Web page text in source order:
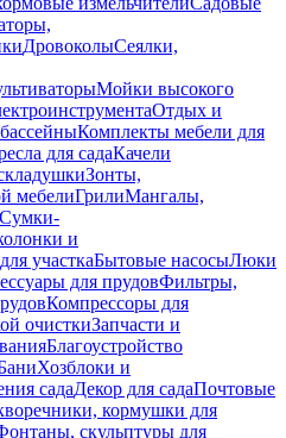
ДровоколыСеялки,
Мойки высокого
Отдых и
Комплекты мебели для
для садаКачели
Зонты,
мебелиГрилиМангалы,
Сумки-
и
участкаБытовые насосыЛюки
для прудовФильтры,
Компрессоры для
очисткиЗапчасти и
Благоустройство
Хозблоки и
садаДекор для садаПочтовые
кормушки для
скульптуры для